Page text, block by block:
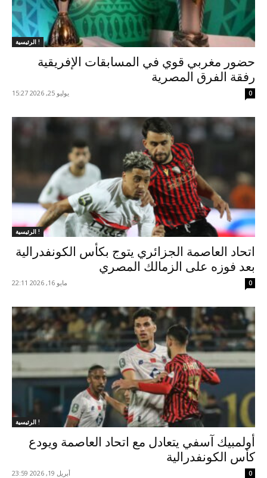
الرئيسية !
حضور مغربي قوي في المسابقات الإفريقية
رفقة الفرق المصرية
يوليو 25, 2026 15:27 0
الرئيسية !
اتحاد العاصمة الجزائري يتوج بكأس الكونفدرالية
بعد فوزه على الزمالك المصري
مايو 16, 2026 22:11 0
الرئيسية !
أولمبيك آسفي يتعادل مع اتحاد العاصمة ويودع
كأس الكونفدرالية
أبريل 19, 2026 23:59 0